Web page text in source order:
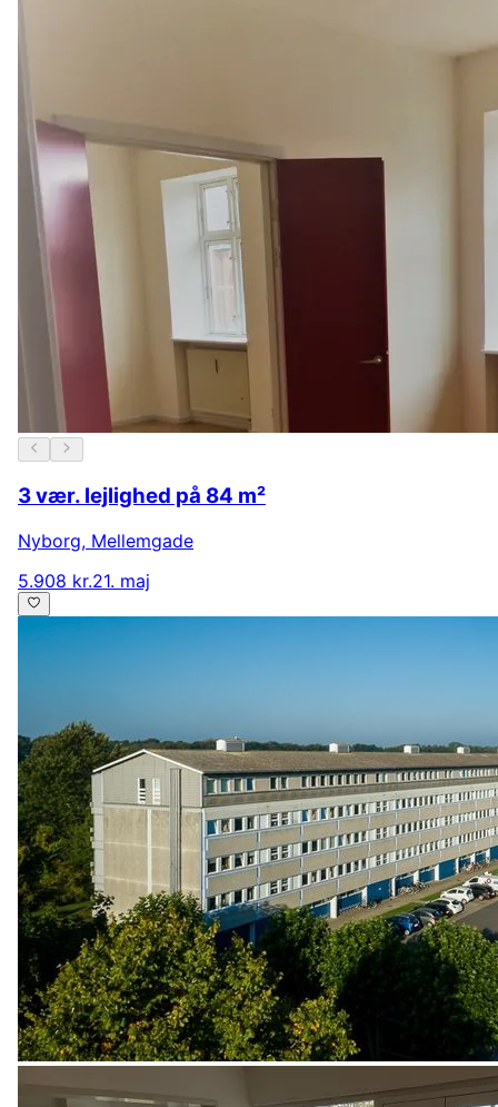
3 vær. lejlighed på 84 m²
Nyborg, Mellemgade
5.908 kr.21. maj